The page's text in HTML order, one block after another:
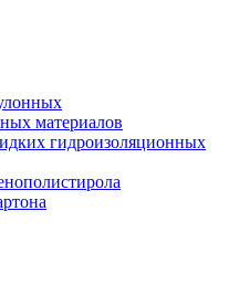
материалов
гидроизоляционных